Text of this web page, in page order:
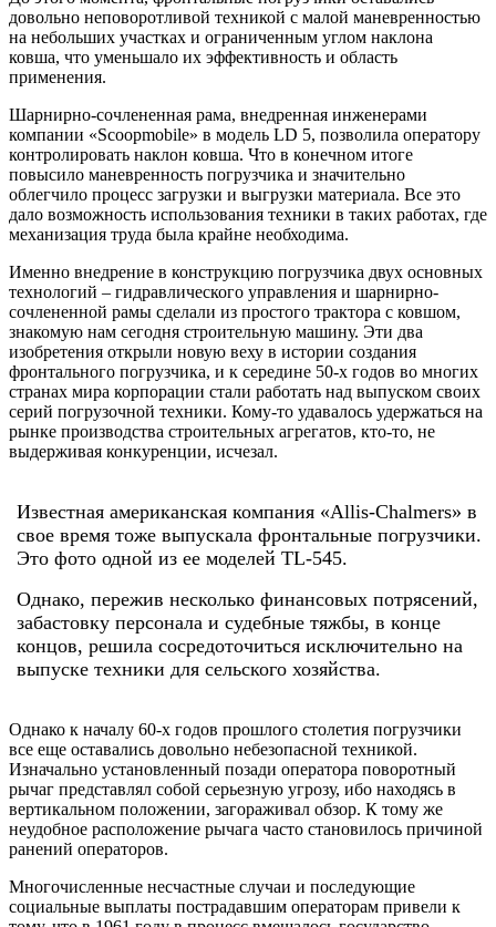
довольно неповоротливой техникой с малой маневренностью
на небольших участках и ограниченным углом наклона
ковша, что уменьшало их эффективность и область
применения.
Шарнирно-сочлененная рама, внедренная инженерами
компании «Scoopmobile» в модель LD 5, позволила оператору
контролировать наклон ковша. Что в конечном итоге
повысило маневренность погрузчика и значительно
облегчило процесс загрузки и выгрузки материала. Все это
дало возможность использования техники в таких работах, где
механизация труда была крайне необходима.
Именно внедрение в конструкцию погрузчика двух основных
технологий – гидравлического управления и шарнирно-
сочлененной рамы сделали из простого трактора с ковшом,
знакомую нам сегодня строительную машину. Эти два
изобретения открыли новую веху в истории создания
фронтального погрузчика, и к середине 50-х годов во многих
странах мира корпорации стали работать над выпуском своих
серий погрузочной техники. Кому-то удавалось удержаться на
рынке производства строительных агрегатов, кто-то, не
выдерживая конкуренции, исчезал.
Известная американская компания «Allis-Chalmers» в
свое время тоже выпускала фронтальные погрузчики.
Это фото одной из ее моделей TL-545.
Однако, пережив несколько финансовых потрясений,
забастовку персонала и судебные тяжбы, в конце
концов, решила сосредоточиться исключительно на
выпуске техники для сельского хозяйства.
Однако к началу 60-х годов прошлого столетия погрузчики
все еще оставались довольно небезопасной техникой.
Изначально установленный позади оператора поворотный
рычаг представлял собой серьезную угрозу, ибо находясь в
вертикальном положении, загораживал обзор. К тому же
неудобное расположение рычага часто становилось причиной
ранений операторов.
Многочисленные несчастные случаи и последующие
социальные выплаты пострадавшим операторам привели к